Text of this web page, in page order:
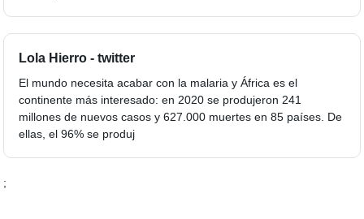
Lola Hierro - twitter
El mundo necesita acabar con la malaria y África es el
continente más interesado: en 2020 se produjeron 241
millones de nuevos casos y 627.000 muertes en 85 países. De
ellas, el 96% se produj
;